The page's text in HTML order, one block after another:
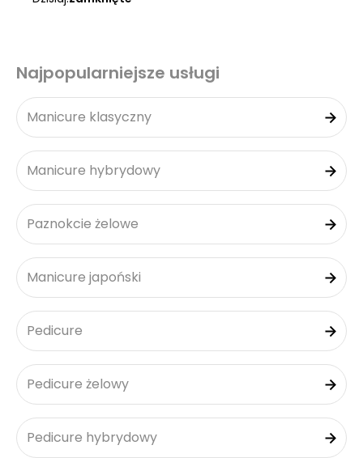
Najpopularniejsze usługi
Manicure klasyczny
Manicure hybrydowy
Paznokcie żelowe
Manicure japoński
Pedicure
Pedicure żelowy
Pedicure hybrydowy